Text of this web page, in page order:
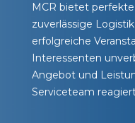
MCR bietet
zuverlässige
erfolgreiche
Interessenten
Angebot und
Serviceteam